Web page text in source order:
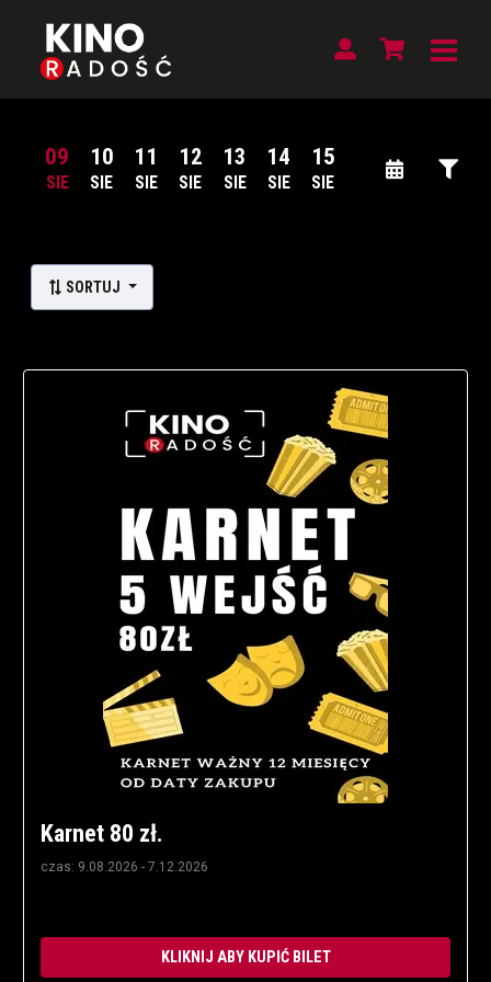
09
SIE
10
SIE
11
SIE
12
SIE
13
SIE
14
SIE
15
SIE
Lista wydarzeń:
SORTUJ
Karnet 80 zł.
czas: 9.08.2026 - 7.12.2026
KLIKNIJ ABY KUPIĆ BILET